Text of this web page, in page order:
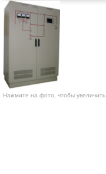
Нажмите на фото, чтобы увеличить